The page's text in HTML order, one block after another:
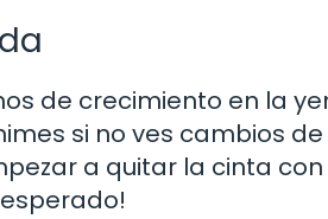
de crecimiento en la
si no ves cambios de
a quitar la cinta con